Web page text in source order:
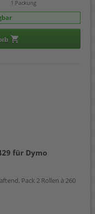
1 Packung
für Dymo
Pack 2 Rollen à 260